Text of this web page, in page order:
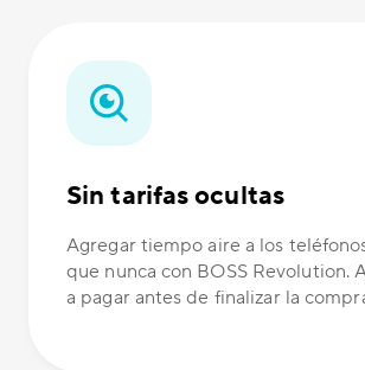
Sin tarifas ocultas
Agregar tiempo aire a los
que nunca con BOSS Revolution.
a pagar antes de finalizar la